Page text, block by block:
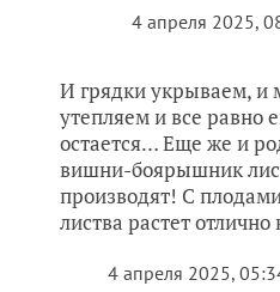
И грядки укрываем, и
остается… Еще же и
вишни-боярышник
производят! С плодами
листва растет
4 апреля 2025,
Спасибо, Марина! К этой